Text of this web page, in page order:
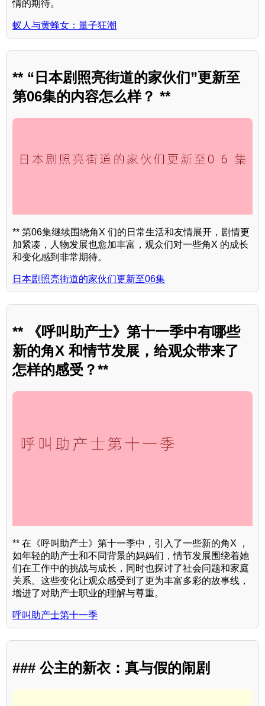
情的期待。
蚁人与黄蜂女：量子狂潮
** “日本剧照亮街道的家伙们”更新至
第06集的内容怎么样？ **
** 第06集继续围绕角X 们的日常生活和友情展开，剧情更
加紧凑，人物发展也愈加丰富，观众们对一些角X 的成长
和变化感到非常期待。
日本剧照亮街道的家伙们更新至06集
** 《呼叫助产士》第十一季中有哪些
新的角X 和情节发展，给观众带来了
怎样的感受？**
** 在《呼叫助产士》第十一季中，引入了一些新的角X ，
如年轻的助产士和不同背景的妈妈们，情节发展围绕着她
们在工作中的挑战与成长，同时也探讨了社会问题和家庭
关系。这些变化让观众感受到了更为丰富多彩的故事线，
增进了对助产士职业的理解与尊重。
呼叫助产士第十一季
### 公主的新衣：真与假的闹剧